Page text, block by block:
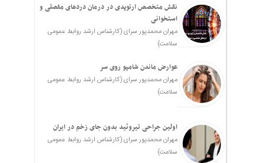
نقش متخصص ارتوپدی در درمان دردهای مفصلی و
استخوانی
مهران محمدپور سرای (کارشناس ارشد روابط عمومی
سلامت)
عوارض ماندن شامپو روی سر
مهران محمدپور سرای (کارشناس ارشد روابط عمومی
سلامت)
اولین جراحی تیروئید بدون جای زخم در ایران
مهران محمدپور سرای (کارشناس ارشد روابط عمومی
سلامت)